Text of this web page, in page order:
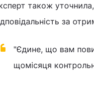
також
за
"Єдине, що вам
щомісяця